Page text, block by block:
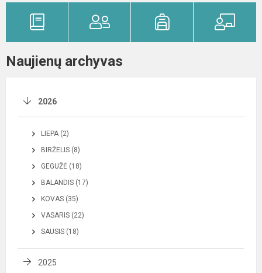
Naujienų archyvas
2026
LIEPA (2)
BIRŽELIS (8)
GEGUŽĖ (18)
BALANDIS (17)
KOVAS (35)
VASARIS (22)
SAUSIS (18)
2025